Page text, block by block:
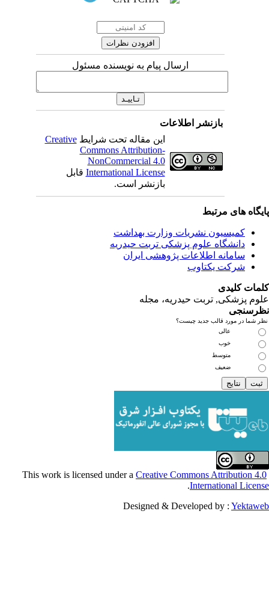
ارسال پیام به نویسنده مسئول
بازنشر اطلاعات
این مقاله تحت شرایطCreative
Commons Attribution-
NonCommercial 4.0
International Licenseقابل
بازنشر است.
مرتبط
نشریات وزارت بهداشت
علوم پزشکی تربت حیدریه
اطلاعات پژوهشی ایران
یکتاوب
تربت حیدریه، مجله
قالب جدید چیست؟
عالی
خوب
متوسط
ضعیف
Creative Commons
.
Designed & Developed by :